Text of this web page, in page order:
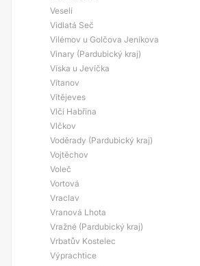
Veselí
Vidlatá Seč
Vilémov u Golčova Jeníkova
Vinary (Pardubický kraj)
Víska u Jevíčka
Vítanov
Vítějeves
Vlčí Habřina
Vlčkov
Voděrady (Pardubický kraj)
Vojtěchov
Voleč
Vortová
Vraclav
Vranová Lhota
Vražné (Pardubický kraj)
Vrbatův Kostelec
Výprachtice